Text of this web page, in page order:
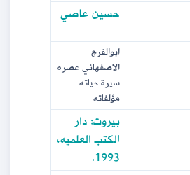
حسين عاصي
ابوالفرج
الاصفهاني عصره
سيرة حياته
مؤلفاته
بيروت: دار
الكتب العلميه،
1993.